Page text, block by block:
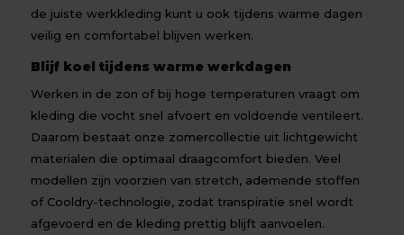
de juiste werkkleding kunt u ook tijdens warme dagen
veilig en comfortabel blijven werken.
Blijf koel tijdens warme werkdagen
Werken in de zon of bij hoge temperaturen vraagt om
kleding die vocht snel afvoert en voldoende ventileert.
Daarom bestaat onze zomercollectie uit lichtgewicht
materialen die optimaal draagcomfort bieden. Veel
modellen zijn voorzien van stretch, ademende stoffen
of Cooldry-technologie, zodat transpiratie snel wordt
afgevoerd en de kleding prettig blijft aanvoelen.